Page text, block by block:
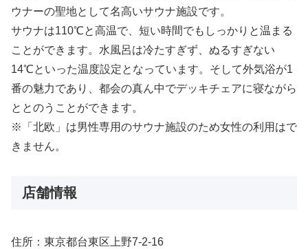
ウナーの聖地として名高いサウナ施設です。
サウナは110℃と高温で、短い時間でもしっかりと温まる
ことができます。水風呂は冷たすぎず、ぬるすぎない
14℃といった温度設定となっています。そして外気浴が1
番の魅力であり、都会の真ん中でデッキチェアに寝ながら
ととのうことができます。
※「北欧」は男性専用のサウナ施設のため女性の利用はで
きません。
店舗情報
住所：東京都台東区上野7-2-16